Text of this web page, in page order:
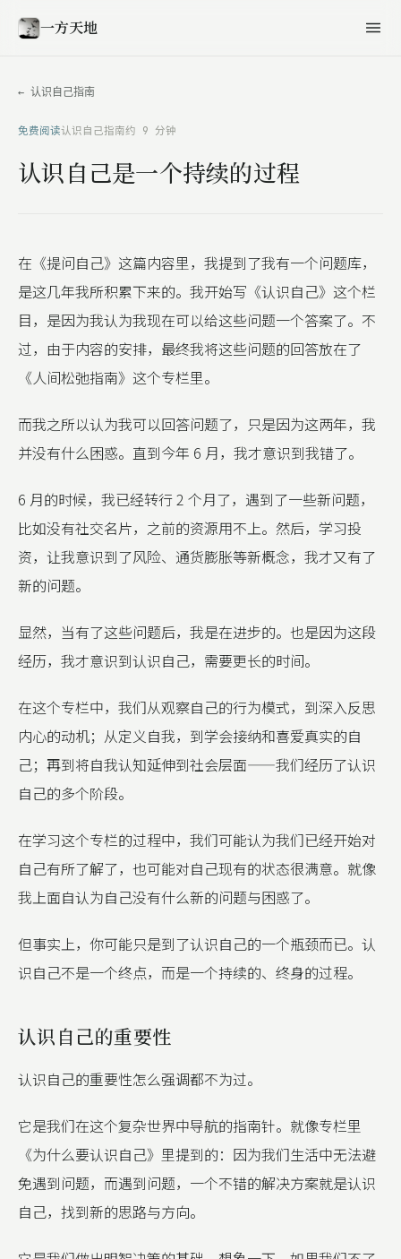
一方天地
← 认识自己指南
免费阅读认识自己指南约 9 分钟
认识自己是一个持续的过程
在《提问自己》这篇内容里，我提到了我有一个问题库，
是这几年我所积累下来的。我开始写《认识自己》这个栏
目，是因为我认为我现在可以给这些问题一个答案了。不
过，由于内容的安排，最终我将这些问题的回答放在了
《人间松弛指南》这个专栏里。
而我之所以认为我可以回答问题了，只是因为这两年，我
并没有什么困惑。直到今年 6 月，我才意识到我错了。
6 月的时候，我已经转行 2 个月了，遇到了一些新问题，
比如没有社交名片，之前的资源用不上。然后，学习投
资，让我意识到了风险、通货膨胀等新概念，我才又有了
新的问题。
显然，当有了这些问题后，我是在进步的。也是因为这段
经历，我才意识到认识自己，需要更长的时间。
在这个专栏中，我们从观察自己的行为模式，到深入反思
内心的动机；从定义自我，到学会接纳和喜爱真实的自
己；再到将自我认知延伸到社会层面——我们经历了认识
自己的多个阶段。
在学习这个专栏的过程中，我们可能认为我们已经开始对
自己有所了解了，也可能对自己现有的状态很满意。就像
我上面自认为自己没有什么新的问题与困惑了。
但事实上，你可能只是到了认识自己的一个瓶颈而已。认
识自己不是一个终点，而是一个持续的、终身的过程。
认识自己的重要性
认识自己的重要性怎么强调都不为过。
它是我们在这个复杂世界中导航的指南针。就像专栏里
《为什么要认识自己》里提到的：因为我们生活中无法避
免遇到问题，而遇到问题，一个不错的解决方案就是认识
自己，找到新的思路与方向。